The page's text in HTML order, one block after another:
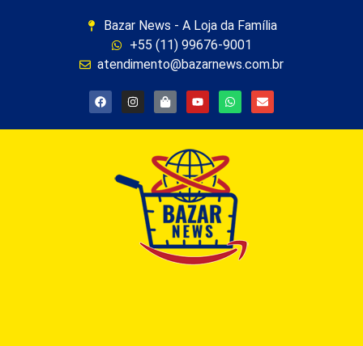
Bazar News - A Loja da Família
+55 (11) 99676-9001
atendimento@bazarnews.com.br